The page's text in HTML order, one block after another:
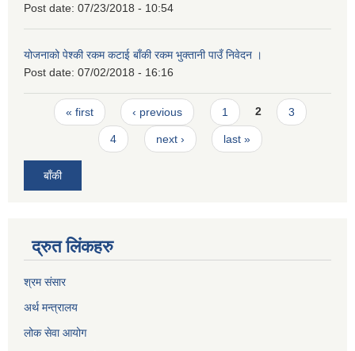
Post date: 07/23/2018 - 10:54
योजनाको पेश्की रकम कटाई बाँकी रकम भुक्तानी पाउँ निवेदन ।
Post date: 07/02/2018 - 16:16
Pages
« first ‹ previous 1 2 3
4 next › last »
बाँकी
द्रुत लिंकहरु
श्रम संसार
अर्थ मन्त्रालय
लोक सेवा आयोग